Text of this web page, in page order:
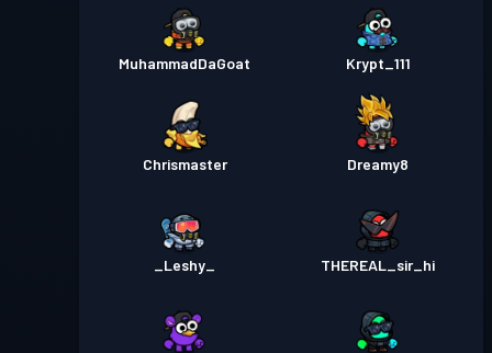
MuhammadDaGoat Krypt_111
Chrismaster Dreamy8
_Leshy_ THEREAL_sir_hi